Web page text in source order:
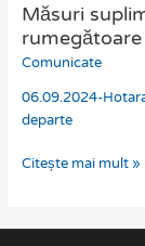
Măsuri
rumegătoare
Comunicate
06.09.2024-
departe
Măsuri
suplimentare
privind
micilor
rumegătoare
Citește mai mult »